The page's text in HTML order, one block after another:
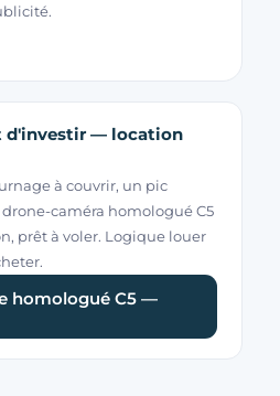
d'investir — location
à couvrir, un pic
caméra homologué C5
prêt à voler. Logique louer
homologué C5 —